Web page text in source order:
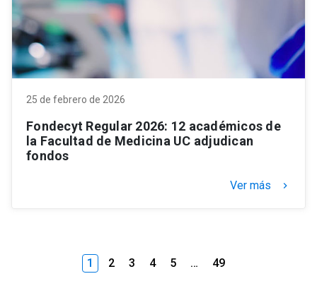
25 de febrero de 2026
Fondecyt Regular 2026: 12 académicos de
la Facultad de Medicina UC adjudican
fondos
Ver más keyboard_arrow_right
1 2 3 4 5 … 49